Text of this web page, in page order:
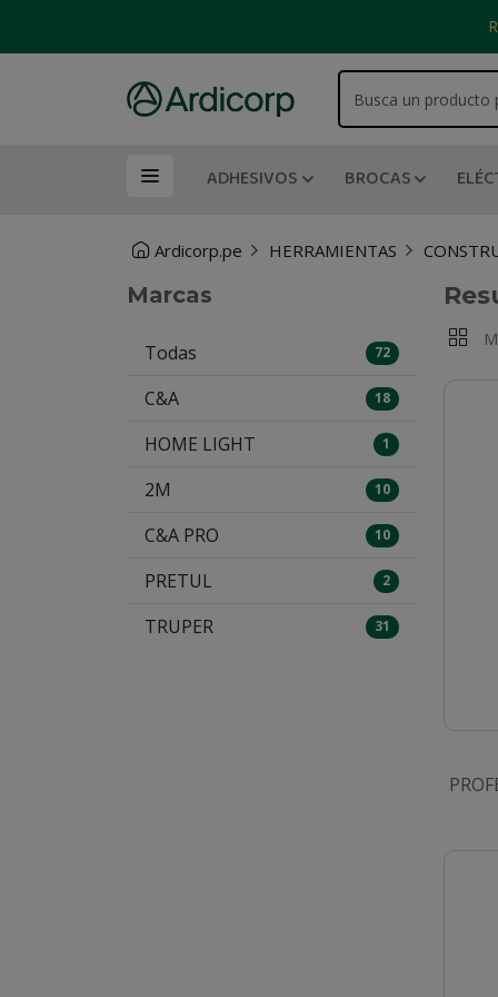
ADHESIVOS BROCAS
Ardicorp.pe HERRAMIENTAS
Marcas
Todas 72
C&A 18
HOME LIGHT 1
2M 10
C&A PRO 10
PRETUL 2
TRUPER 31